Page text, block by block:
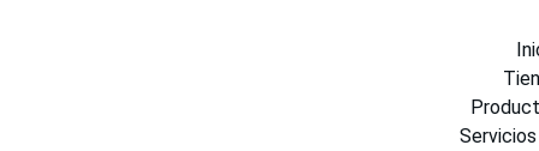
Servicios